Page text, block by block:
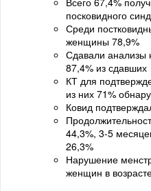
посковидного
Среди
женщины 78,9%
Сдавали анализы
87,4% из сдавших
КТ для
из них 71%
Ковид
44,3%, 3-5
26,3%
Нарушение
женщин в